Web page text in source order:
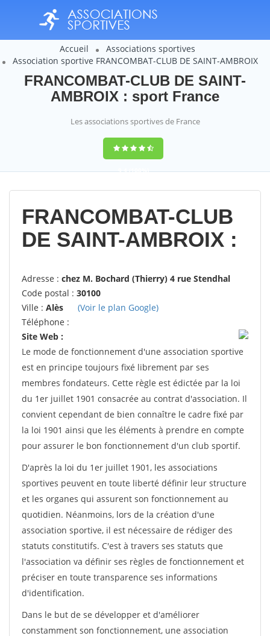
Accueil
Associations sportives
Association sportive FRANCOMBAT-CLUB DE SAINT-AMBROIX
FRANCOMBAT-CLUB DE SAINT-
AMBROIX : sport France
Les associations sportives de France
9,4(100%)
14358votes
FRANCOMBAT-CLUB
DE SAINT-AMBROIX :
Adresse : chez M. Bochard (Thierry) 4 rue Stendhal
Code postal : 30100
Ville : Alès
(Voir le plan Google)
Téléphone :
Site Web :
Le mode de fonctionnement d'une association sportive
est en principe toujours fixé librement par ses
membres fondateurs. Cette règle est édictée par la loi
du 1er juillet 1901 consacrée au contrat d'association. Il
convient cependant de bien connaître le cadre fixé par
la loi 1901 ainsi que les éléments à prendre en compte
pour assurer le bon fonctionnement d'un club sportif.
D'après la loi du 1er juillet 1901, les associations
sportives peuvent en toute liberté définir leur structure
et les organes qui assurent son fonctionnement au
quotidien. Néanmoins, lors de la création d'une
association sportive, il est nécessaire de rédiger des
statuts constitutifs. C'est à travers ses statuts que
l'association va définir ses règles de fonctionnement et
préciser en toute transparence ses informations
d'identification.
Dans le but de se développer et d'améliorer
constamment son fonctionnement, une association